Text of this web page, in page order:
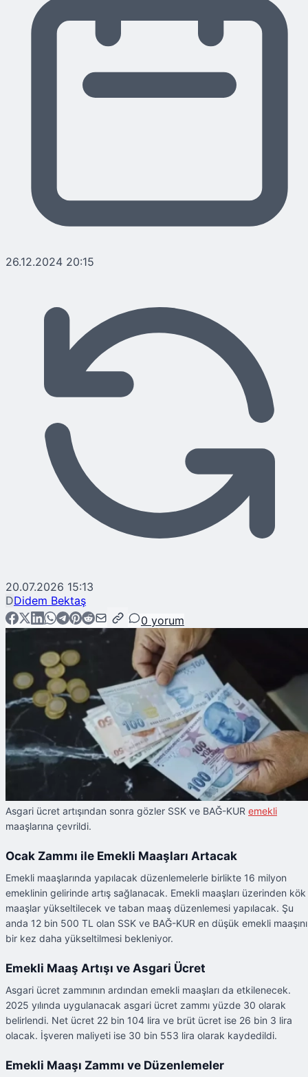
26.12.2024 20:15
20.07.2026 15:13
DDidem Bektaş
0 yorum
Asgari ücret artışından sonra gözler SSK ve BAĞ-KUR emekli
maaşlarına çevrildi.
Ocak Zammı ile Emekli Maaşları Artacak
Emekli maaşlarında yapılacak düzenlemelerle birlikte 16 milyon
emeklinin gelirinde artış sağlanacak. Emekli maaşları üzerinden kök
maaşlar yükseltilecek ve taban maaş düzenlemesi yapılacak. Şu
anda 12 bin 500 TL olan SSK ve BAĞ-KUR en düşük emekli
bir kez daha yükseltilmesi bekleniyor.
Emekli Maaş Artışı ve Asgari Ücret
Asgari ücret zammının ardından emekli maaşları da etkilenecek.
2025 yılında uygulanacak asgari ücret zammı yüzde 30 olarak
belirlendi. Net ücret 22 bin 104 lira ve brüt ücret ise 26 bin 3 lira
olacak. İşveren maliyeti ise 30 bin 553 lira olarak kaydedildi.
Emekli Maaşı Zammı ve Düzenlemeler